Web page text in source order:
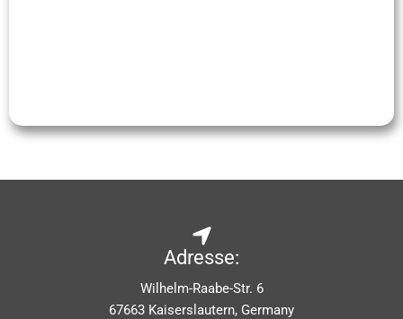
Adresse:
Wilhelm-Raabe-Str. 6
67663 Kaiserslautern, Germany